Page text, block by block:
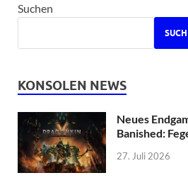
Suchen
KONSOLEN NEWS
Neues
Banished:
27. Juli 2026